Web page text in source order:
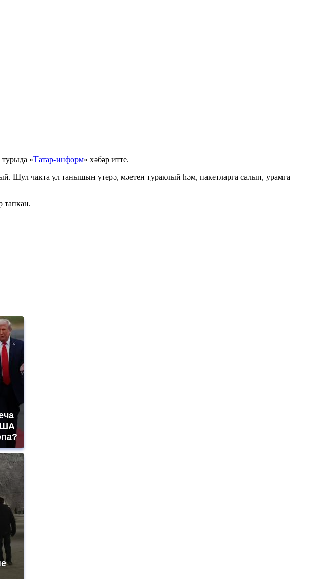
«Татар-информ» хәбәр итте.
Шул чакта ул танышын үтерә, мәетен тураклый һәм, пакетларга салып, урамга
тапкан.